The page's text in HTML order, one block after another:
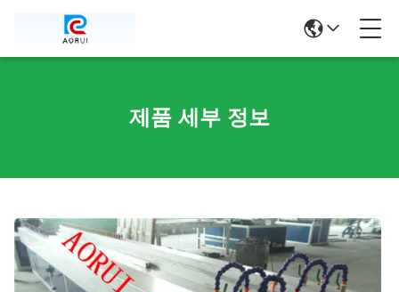
제품 세부 정보